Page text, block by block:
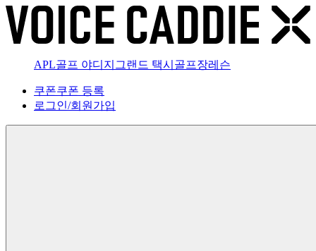
APL골프 야디지 그랜드 택시 골프장레슨
쿠폰쿠폰 등록
로그인/회원가입